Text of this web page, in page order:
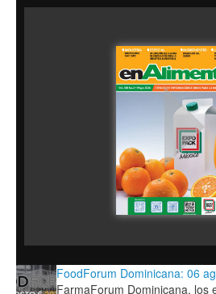
FoodForum Dominicana: 06
FarmaForum Dominicana, los